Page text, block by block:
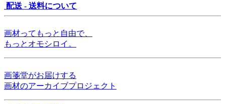
配送 - 送料について
画材ってもっと自由で、
もっとオモシロイ。
画箋堂がお届けする
画材のアーカイブプロジェクト